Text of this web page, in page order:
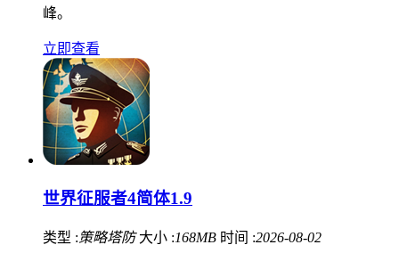
峰。
立即查看
世界征服者4简体1.9
类型 : 策略塔防 大小 :168MB 时间 :2026-08-02